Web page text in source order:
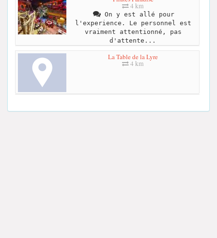
4 km
On y est allé pour
l'experience. Le personnel est
vraiment attentionné, pas
d'attente...
La Table de la Lyre
4 km